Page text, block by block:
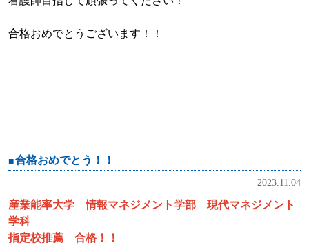
合格おめでとうございます！！
合格おめでとう！！
2023.11.04
産業能率大学 情報マネジメント学部 現代マネジメント
学科
指定校推薦 合格！！